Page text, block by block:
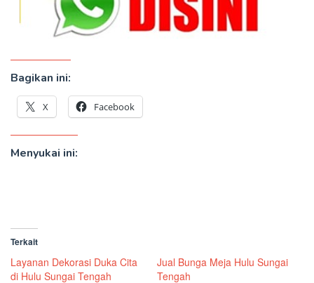
Bagikan ini:
X Facebook
Menyukai ini:
Terkait
Layanan Dekorasi Duka Cita
di Hulu Sungai Tengah
Jual Bunga Meja Hulu Sungai
Tengah